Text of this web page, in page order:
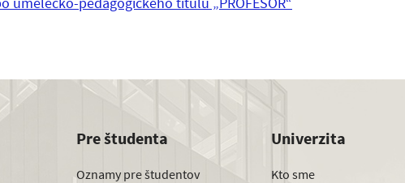
Pre študenta
Oznamy pre študentov
Univerzita
Kto sme